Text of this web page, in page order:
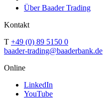
Über Baader Trading
Kontakt
T +49 (0) 89 5150 0
baader-trading@baaderbank.de
Online
LinkedIn
YouTube